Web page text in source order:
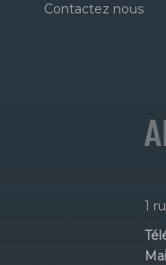
Contactez nous
1